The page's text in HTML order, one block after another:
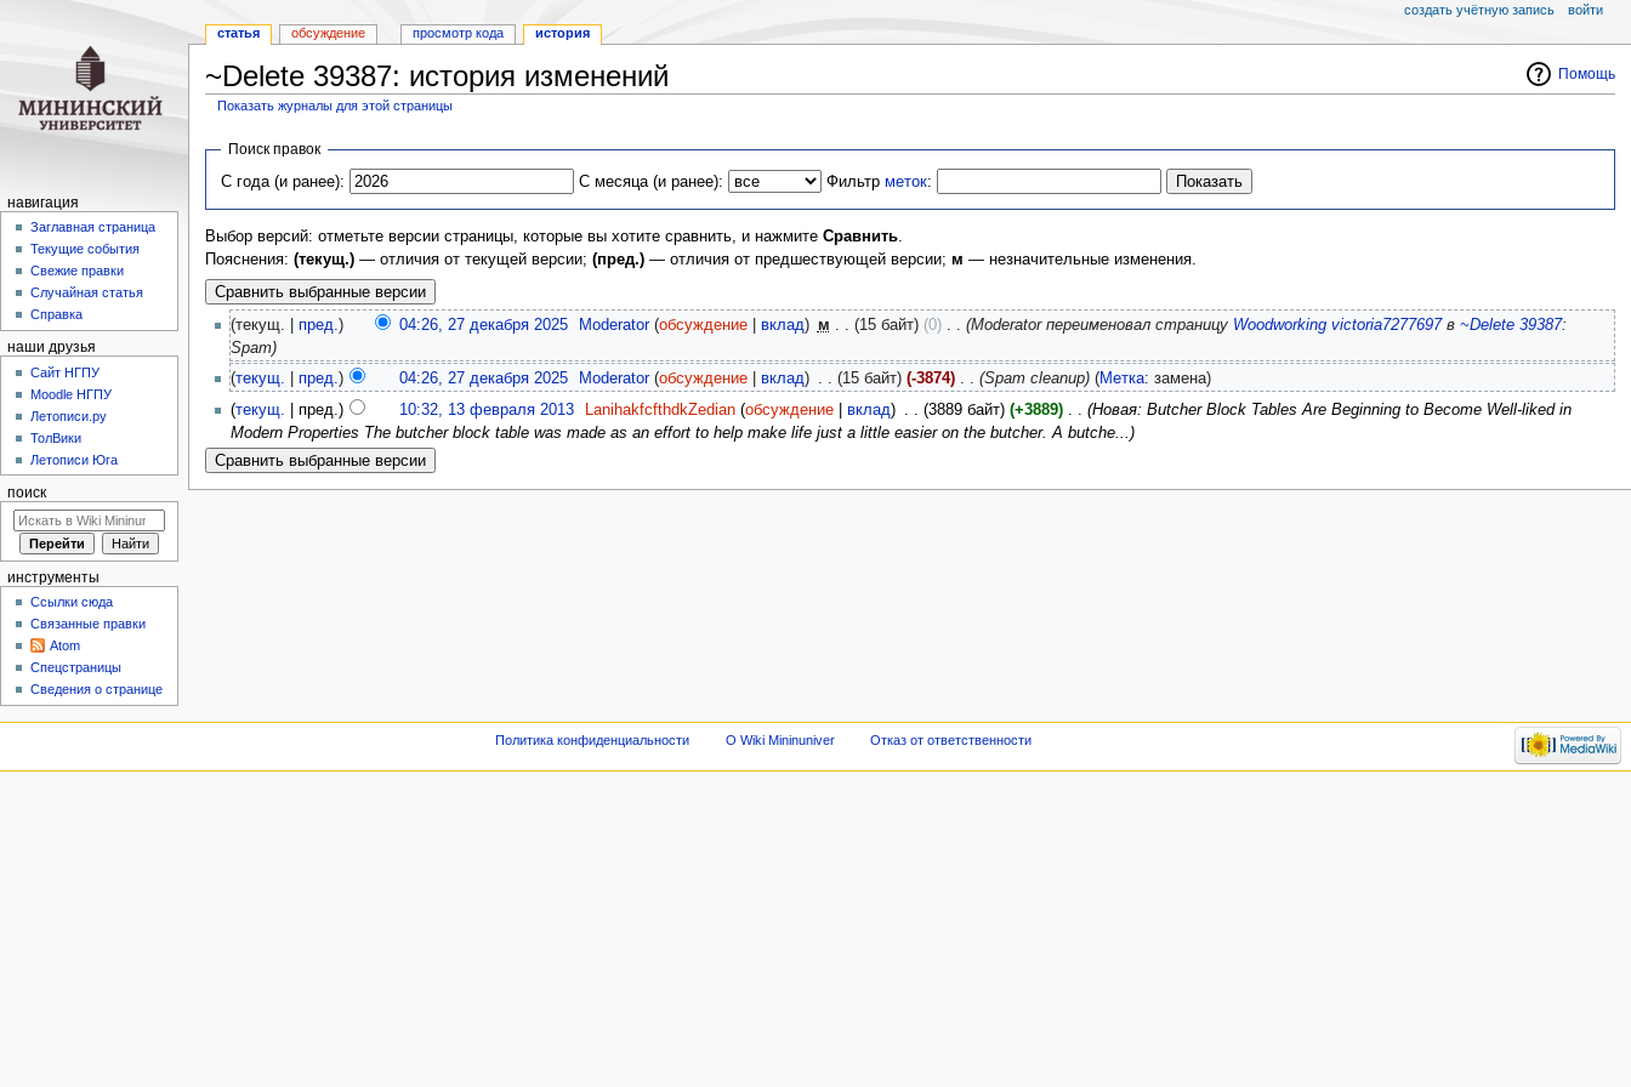
Помощь
~Delete 39387: история изменений
Показать журналы для этой страницы
Перейти
навигации
Перейти
поиску
Поиск правок
С года (и ранее):
С месяца (и ранее): Фильтрметок:
Выбор версий: отметьте версии страницы, которые вы хотите сравнить, и нажмите Сравнить.
Пояснения: (текущ.)— отличия от текущей версии; (пред.)— отличия от предшествующей версии; м — незначительные изменения.
(текущ. | пред.) 04:26, 27 декабря 2025‎ Moderator (обсуждение |вклад) м . . (15 байт) (0)‎ . . (Moderator переименовал страницу Woodworking victoria7277697в ~Delete 39387:
Spam)
(текущ. пред.) 04:26, 27 декабря 2025‎ Moderator (обсуждение |вклад) . . (15 байт) (-3874)‎ . . (Spam cleanup) (Метка: замена)
(текущ. | пред.) 10:32, 13 февраля 2013‎ LanihakfcfthdkZedian (обсуждение |вклад) (3889 байт) (+3889)‎
(Новая: Butcher Block Tables Are Beginning to Become Well-liked in
Modern Properties The butcher block table was made as an effort to help make life just a little easier on the butcher. A butche...)
статья обсуждение просмотр кода история
создать учётную запись войти
навигация
Заглавная страница
Текущие события
Свежие правки
Случайная статья
Справка
наши друзья
Cайт НГПУ
Moodle НГПУ
Летописи.ру
ТолВики
Летописи Юга
поиск
инструменты
Ссылки сюда
Связанные правки
Atom
Спецстраницы
Сведения о странице
Политика конфиденциальности О Wiki Mininuniver Отказ от ответственности